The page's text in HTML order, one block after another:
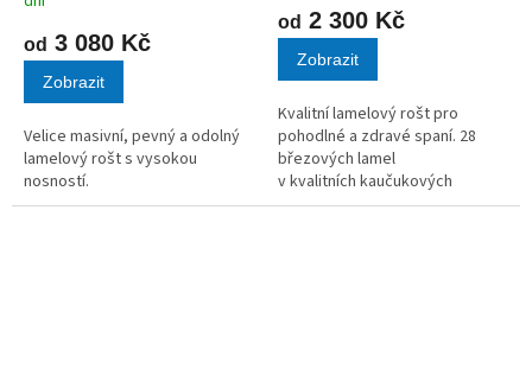
od 3 080 Kč
Zobrazit
Velice masivní, pevný a odolný
lamelový rošt s vysokou
nosností.
od 2 300 Kč
Zobrazit
Kvalitní lamelový rošt pro
pohodlné a zdravé spaní. 28
březových lamel
v kvalitních kaučukových
pouzdrech.